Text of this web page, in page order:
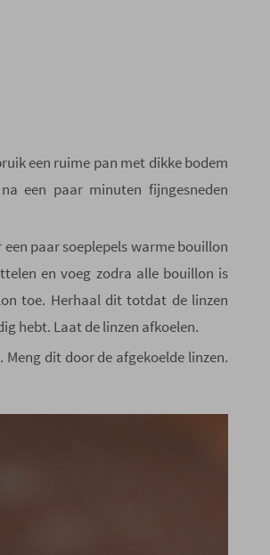
een ruime pan met dikke bodem
een paar minuten fijngesneden
paar soeplepels warme bouillon
en voeg zodra alle bouillon is
toe. Herhaal dit totdat de linzen
hebt. Laat de linzen afkoelen.
dit door de afgekoelde linzen.